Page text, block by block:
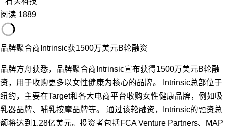
阅读 1889
品牌聚合商Intrinsic获1500万美元B轮融资
品牌方舟获悉，品牌聚合商Intrinsic宣布获得1500万美元B轮融
资，用于收购更多以女性健康为核心的品牌。 Intrinsic总部位于
纽约，主要在Target和各大电商平台收购女性健康品牌，例如吸
乳器品牌、哺乳按摩品牌等。 通过该轮融资，Intrinsic的融资总
额将达到1.28亿美元。投资者包括FCA Venture Partners、MAP